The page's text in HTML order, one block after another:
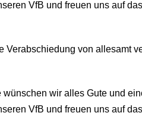
VfB und freuen uns auf das
Verabschiedung von allesamt
wir alles Gute und
VfB und freuen uns auf das